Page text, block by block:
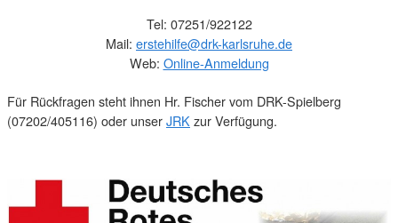
Tel: 07251/922122
Mail: erstehilfe@drk-karlsruhe.de
Web: Online-Anmeldung
Für Rückfragen steht ihnen Hr. Fischer vom DRK-Spielberg
(07202/405116) oder unserJRK zur Verfügung.